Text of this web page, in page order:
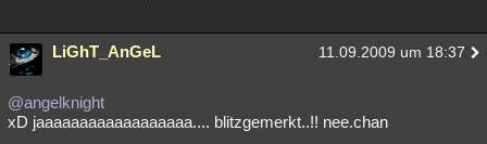
LiGhT_AnGeL 11.09.2009 um 18:37
@angelknight
xD jaaaaaaaaaaaaaaaaaa.... blitzgemerkt..!! nee.chan